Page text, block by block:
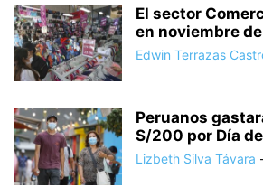
El sector
en noviembre
Edwin Terrazas
Peruanos
S/200 por Día
Lizbeth Silva Távara